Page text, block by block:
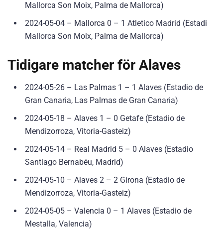
Mallorca Son Moix, Palma de Mallorca)
2024-05-04 – Mallorca 0 – 1 Atletico Madrid (Estadi
Mallorca Son Moix, Palma de Mallorca)
Tidigare matcher för Alaves
2024-05-26 – Las Palmas 1 – 1 Alaves (Estadio de
Gran Canaria, Las Palmas de Gran Canaria)
2024-05-18 – Alaves 1 – 0 Getafe (Estadio de
Mendizorroza, Vitoria-Gasteiz)
2024-05-14 – Real Madrid 5 – 0 Alaves (Estadio
Santiago Bernabéu, Madrid)
2024-05-10 – Alaves 2 – 2 Girona (Estadio de
Mendizorroza, Vitoria-Gasteiz)
2024-05-05 – Valencia 0 – 1 Alaves (Estadio de
Mestalla, Valencia)